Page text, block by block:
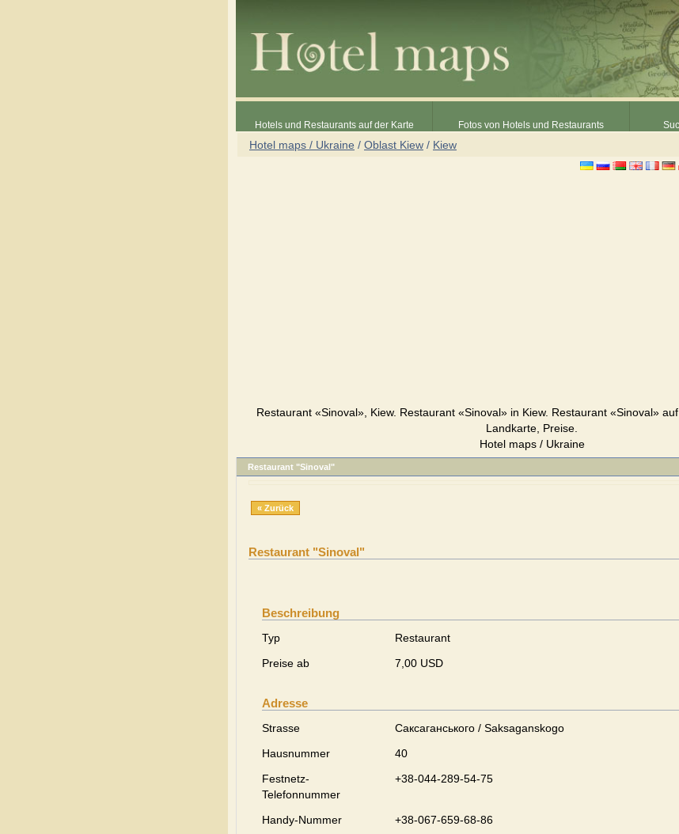
Hotels und Restaurants auf der Karte Fotos von Hotels und Restaurants
Hotel maps / Ukraine / Oblast Kiew / Kiew
Restaurant «Sinoval», Kiew. Restaurant «Sinoval» in Kiew. Restaurant «Sinoval»
Landkarte, Preise.
Hotel maps / Ukraine
Restaurant "Sinoval"
« Zurück
Restaurant "Sinoval"
Beschreibung
Typ
Restaurant
Preise ab
7,00 USD
Adresse
Strasse
Саксаганського / Saksaganskogo
Hausnummer
40
Festnetz-
Telefonnummer
+38-044-289-54-75
Handy-Nummer
+38-067-659-68-86